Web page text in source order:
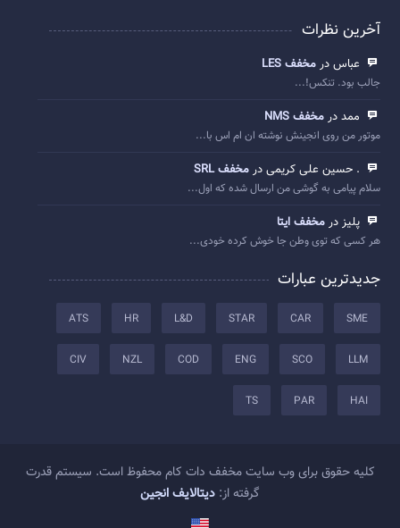
آخرین نظرات
عباس در مخفف LES
جالب بود. تنکس!...
ممد در مخفف NMS
موتور من روی انجینش نوشته ان ام اس با...
. حسین علی کریمی در مخفف SRL
سلام پیامی به گوشی من ارسال شده که اول...
پلیز در مخفف ایتا
هر کسی که توی وطن جا خوش کرده خودی...
جدیدترین عبارات
SME
CAR
STAR
L&D
HR
ATS
LLM
SCO
ENG
COD
NZL
CIV
HAI
PAR
TS
کلیه حقوق برای وب سایت مخفف دات کام محفوظ است. سیستم قدرت
گرفته از: دیتالایف انجین